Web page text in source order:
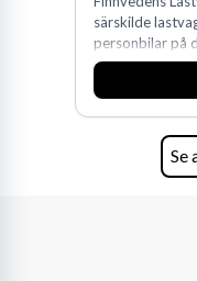
särskilde
personbilar på
man
Lastvagnar
orter i södra
Se